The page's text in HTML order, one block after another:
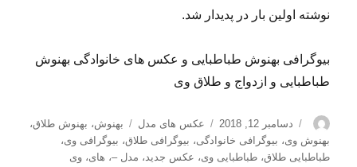
نوشته اولین بار در پدیدار شد.
بیوگرافی بهنوش طباطبایی و عکس های خانوادگی بهنوش
طباطبایی و ازدواج و طلاق وی
نویسنده
ارسال
شده
در
دسامبر 12, 2018 دسته‌ها
عکس های مدل برچسب‌ها
بهنوش، بهنوش طلاق،
بهنوش وی، بیوگرافی خانوادگی، بیوگرافی طلاق، بیوگرافی وی،
طباطبایی طلاق،طباطبایی وی، عکس جدید، مدل –، های،وی